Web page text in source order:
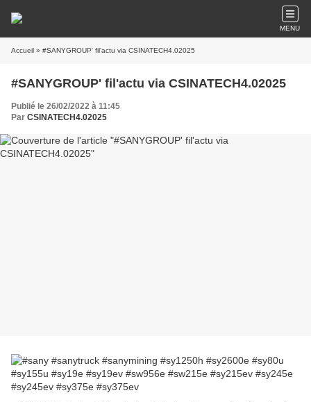
MENU
Accueil » #SANYGROUP' fil'actu via CSINATECH4.02025
#SANYGROUP' fil'actu via CSINATECH4.02025
Publié le 26/02/2022 à 11:45
Par CSINATECH4.02025